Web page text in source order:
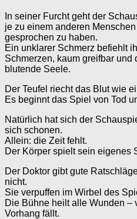
In seiner Furcht geht der
je zu einem anderen
gesprochen zu haben.
Ein unklarer Schmerz befiehlt
Schmerzen, kaum greifbar und
blutende Seele.
Der Teufel riecht das Blut wie
Es beginnt das Spiel von Tod
Natürlich hat sich der
sich schonen.
Allein: die Zeit fehlt.
Der Körper spielt sein eigenes
Der Doktor gibt gute
nicht.
Sie verpuffen im Wirbel des
Die Bühne heilt alle Wunden –
Vorhang fällt.